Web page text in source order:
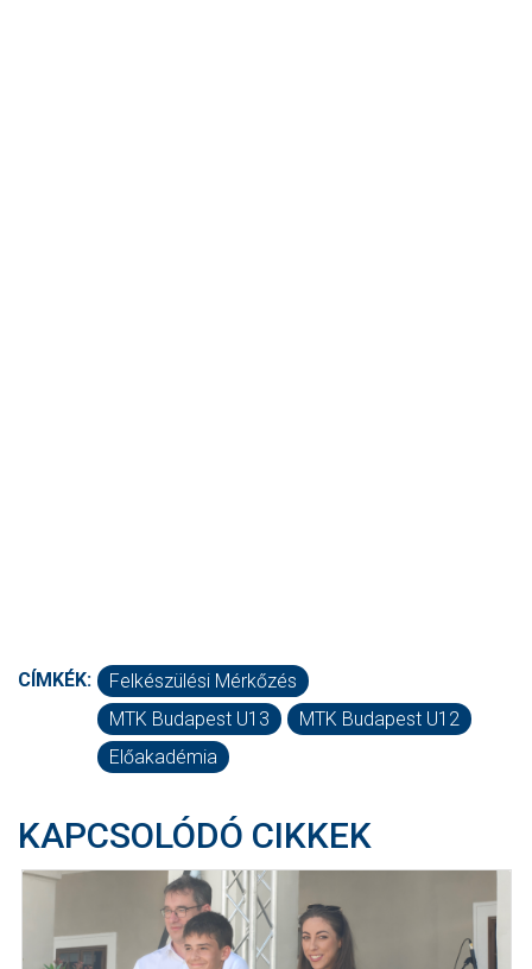
CÍMKÉK:
Felkészülési Mérkőzés
MTK Budapest U13
MTK Budapest U12
Előakadémia
KAPCSOLÓDÓ CIKKEK